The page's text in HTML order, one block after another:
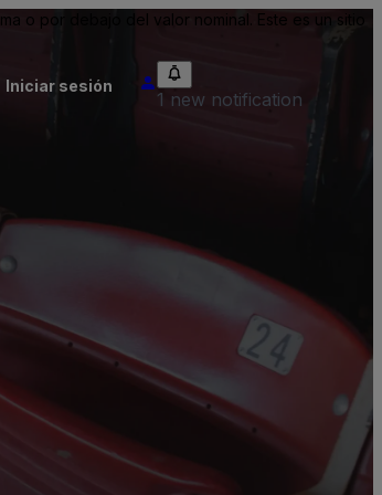
o por debajo del valor nominal. Este es un sitio
Iniciar sesión
1 new notification